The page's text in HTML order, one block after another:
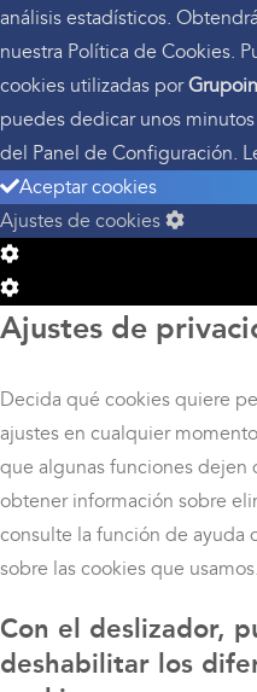
análisis estadísticos.
nuestra Política de Cookies.
cookies utilizadas por
puedes dedicar unos
del Panel de Configuración.
Aceptar cookies
Ajustes de cookies
Configuración
de
Cookie
Configuración
de
Box
Ajustes de
Decida qué cookies quiere
ajustes en cualquier
que algunas funciones dejen
obtener información sobre
consulte la función de ayuda
sobre las cookies que usamos.
Con el deslizador,
deshabilitar los